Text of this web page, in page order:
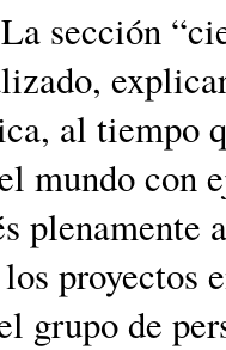
sección
al tiempo
mundo con
plenamente
proyectos
grupo de